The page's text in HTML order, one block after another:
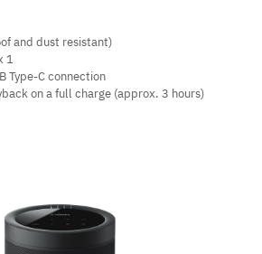
and dust resistant)
1
Type-C connection
on a full charge (approx. 3 hours)